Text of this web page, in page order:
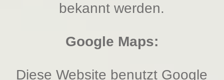
bekannt werden.
Google Maps:
Diese Website benutzt Google